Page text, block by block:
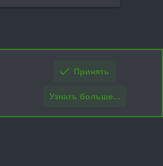
Главная
R
S
Принять
Узнать больше...